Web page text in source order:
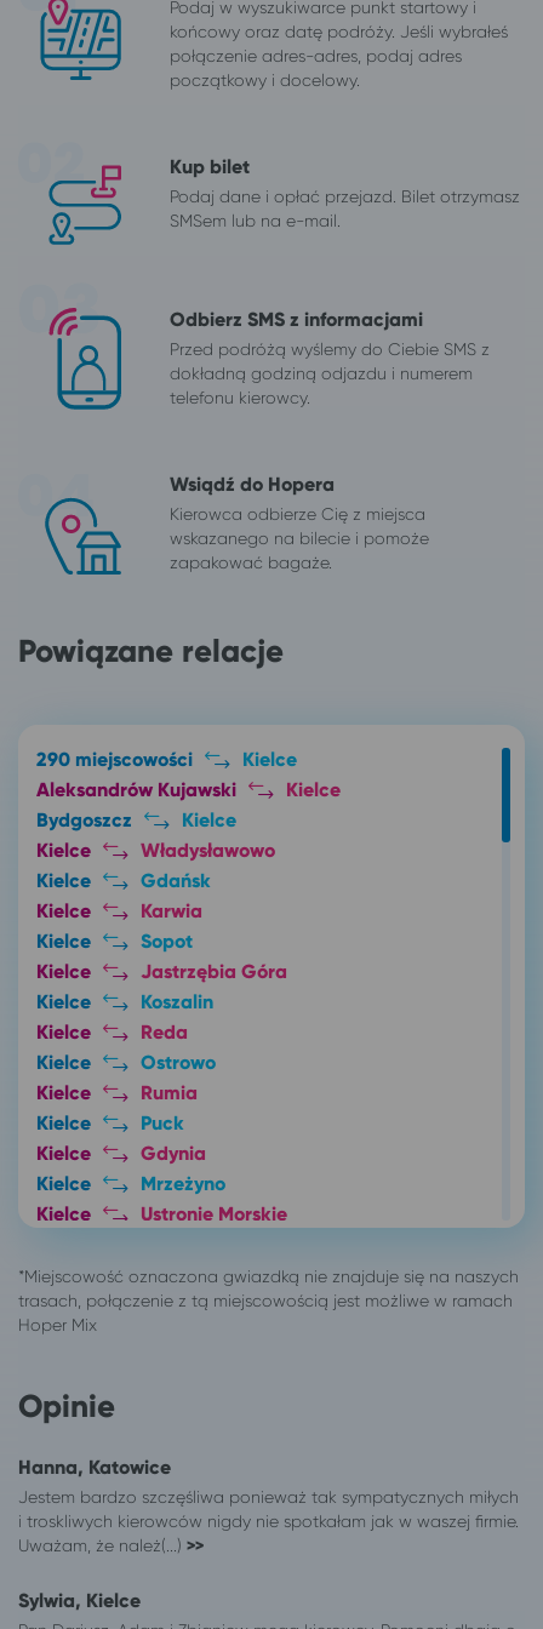
Podaj w wyszukiwarce punkt startowy i
końcowy oraz datę podróży. Jeśli wybrałeś
połączenie adres-adres, podaj adres
początkowy i docelowy.
Kup bilet
Podaj dane i opłać przejazd. Bilet otrzymasz
SMSem lub na e-mail.
Odbierz SMS z informacjami
Przed podróżą wyślemy do Ciebie SMS z
dokładną godziną odjazdu i numerem
telefonu kierowcy.
Wsiądź do Hopera
Kierowca odbierze Cię z miejsca
wskazanego na bilecie i pomoże
zapakować bagaże.
Powiązane relacje
290 miejscowości
Kielce
Aleksandrów Kujawski
Kielce
Bydgoszcz
Kielce
Kielce
Władysławowo
Kielce
Gdańsk
Kielce
Karwia
Kielce
Sopot
Kielce
Jastrzębia Góra
Kielce
Koszalin
Kielce
Reda
Kielce
Ostrowo
Kielce
Rumia
Kielce
Puck
Kielce
Gdynia
Kielce
Mrzeżyno
Kielce
Ustronie Morskie
Kielce
Mielno
Kielce
Kudowa-Zdrój
Kielce
Kielce
Kielce
Kielce
Lądek-Zdrój
Kielce
Wieniec Zdrój
Kielce
Łódź
Kielce
Toruń
Kielce
Ciechocinek
Opinie
Hanna, Katowice
Jestem bardzo szczęśliwa ponieważ tak sympatycznych miłych
i troskliwych kierowców nigdy nie spotkałam jak w waszej firmie.
Uważam, że należ(...) >>
Sylwia, Kielce